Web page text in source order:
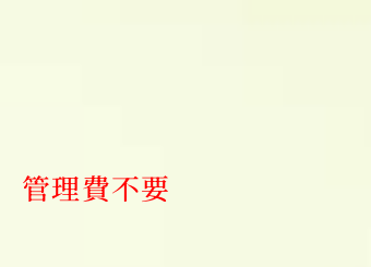
管理費不要